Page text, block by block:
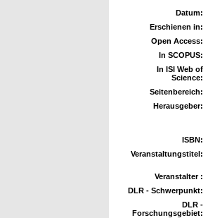
Datum:
Erschienen in:
Open Access:
In SCOPUS:
In ISI Web of
Science:
Seitenbereich:
Herausgeber:
ISBN:
Veranstaltungstitel:
Veranstalter :
DLR - Schwerpunkt:
DLR -
Forschungsgebiet: